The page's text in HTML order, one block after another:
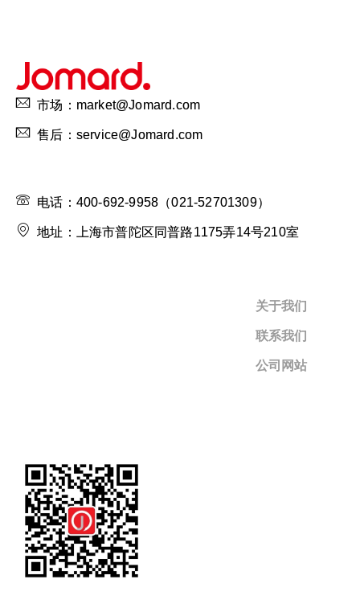
市场：market@Jomard.com
售后：service@Jomard.com
电话：400-692-9958（021-52701309）
地址：上海市普陀区同普路1175弄14号210室
关于我们
联系我们
公司网站